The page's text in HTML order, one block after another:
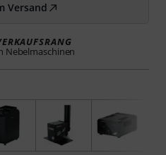
Versand
Nebelmaschinen